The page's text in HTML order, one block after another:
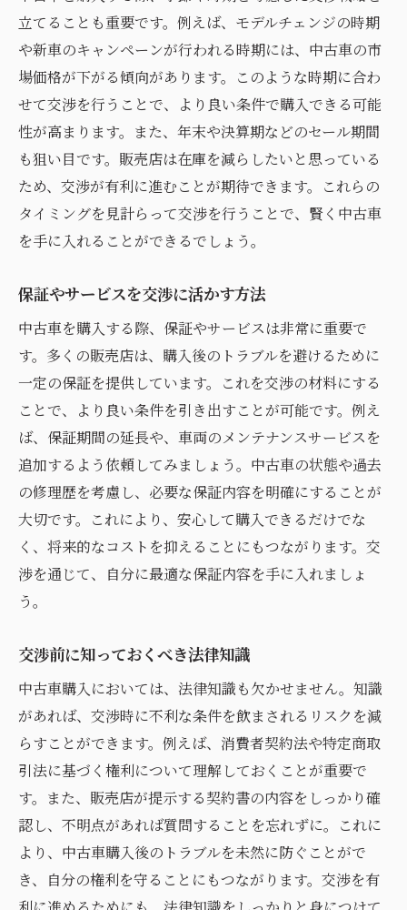
立てることも重要です。例えば、モデルチェンジの時期
や新車のキャンペーンが行われる時期には、中古車の市
場価格が下がる傾向があります。このような時期に合わ
せて交渉を行うことで、より良い条件で購入できる可能
性が高まります。また、年末や決算期などのセール期間
も狙い目です。販売店は在庫を減らしたいと思っている
ため、交渉が有利に進むことが期待できます。これらの
タイミングを見計らって交渉を行うことで、賢く中古車
を手に入れることができるでしょう。
保証やサービスを交渉に活かす方法
中古車を購入する際、保証やサービスは非常に重要で
す。多くの販売店は、購入後のトラブルを避けるために
一定の保証を提供しています。これを交渉の材料にする
ことで、より良い条件を引き出すことが可能です。例え
ば、保証期間の延長や、車両のメンテナンスサービスを
追加するよう依頼してみましょう。中古車の状態や過去
の修理歴を考慮し、必要な保証内容を明確にすることが
大切です。これにより、安心して購入できるだけでな
く、将来的なコストを抑えることにもつながります。交
渉を通じて、自分に最適な保証内容を手に入れましょ
う。
交渉前に知っておくべき法律知識
中古車購入においては、法律知識も欠かせません。知識
があれば、交渉時に不利な条件を飲まされるリスクを減
らすことができます。例えば、消費者契約法や特定商取
引法に基づく権利について理解しておくことが重要で
す。また、販売店が提示する契約書の内容をしっかり確
認し、不明点があれば質問することを忘れずに。これに
より、中古車購入後のトラブルを未然に防ぐことがで
き、自分の権利を守ることにもつながります。交渉を有